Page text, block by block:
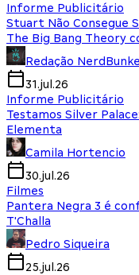
Informe Publicitário
Stuart Não Consegue
The Big Bang Theory
Redação
31.jul.26
Informe Publicitário
Testamos Silver
Elementa
Camila Hortencio
30.jul.26
Filmes
Pantera Negra 3 é
T'Challa
Pedro Siqueira
25.jul.26